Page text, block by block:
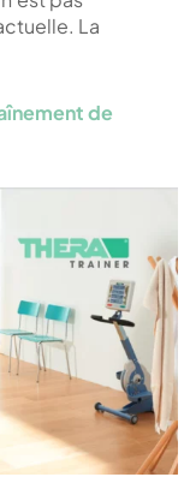
La
de